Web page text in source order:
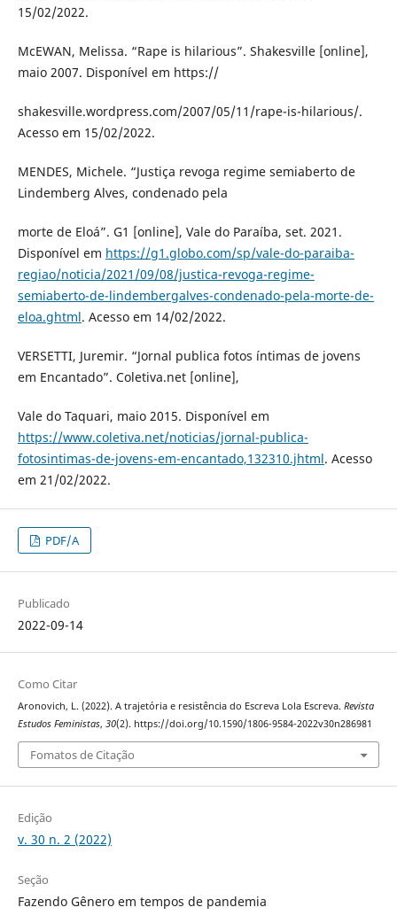
15/02/2022.
McEWAN, Melissa. “Rape is hilarious”. Shakesville [online],
maio 2007. Disponível em https://
shakesville.wordpress.com/2007/05/11/rape-is-hilarious/.
Acesso em 15/02/2022.
MENDES, Michele. “Justiça revoga regime semiaberto de
Lindemberg Alves, condenado pela
morte de Eloá”. G1 [online], Vale do Paraíba, set. 2021.
Disponível em https://g1.globo.com/sp/vale-do-paraiba-
regiao/noticia/2021/09/08/justica-revoga-regime-
semiaberto-de-lindembergalves-condenado-pela-morte-de-
eloa.ghtml. Acesso em 14/02/2022.
VERSETTI, Juremir. “Jornal publica fotos íntimas de jovens
em Encantado”. Coletiva.net [online],
Vale do Taquari, maio 2015. Disponível em
https://www.coletiva.net/noticias/jornal-publica-
fotosintimas-de-jovens-em-encantado,132310.jhtml. Acesso
em 21/02/2022.
PDF/A
Publicado
2022-09-14
Como Citar
Aronovich, L. (2022). A trajetória e resistência do Escreva Lola Escreva. Revista
Estudos Feministas, 30(2). https://doi.org/10.1590/1806-9584-2022v30n286981
Fomatos de Citação
Edição
v. 30 n. 2 (2022)
Seção
Fazendo Gênero em tempos de pandemia